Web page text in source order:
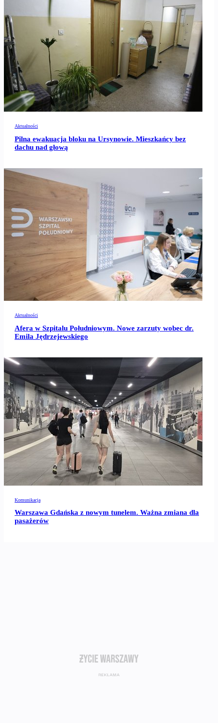
Aktualności
Pilna ewakuacja bloku na Ursynowie. Mieszkańcy bez
dachu nad głową
Aktualności
Afera w Szpitalu Południowym. Nowe zarzuty wobec dr.
Emila Jędrzejewskiego
Komunikacja
Warszawa Gdańska z nowym tunelem. Ważna zmiana dla
pasażerów